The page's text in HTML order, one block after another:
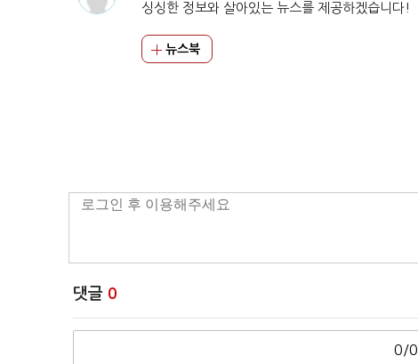
싱싱한 정보와 살아있는 뉴스를 제공하겠습니다!
뉴스북
댓글 0
0/0